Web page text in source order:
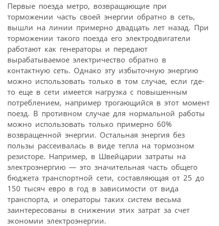
Первые поезда метро, возвращающие при
торможении часть своей энергии обратно в сеть,
вышли на линии примерно двадцать лет назад. При
торможении такого поезда его электродвигатели
работают как генераторы и передают
вырабатываемое электричество обратно в
контактную сеть. Однако эту избыточную энергию
можно использовать только в том случае, если где-
то еще в сети имеется нагрузка с повышенным
потреблением, например трогающийся в этот момент
поезд. В противном случае для нормальной работы
можно использовать только примерно 60%
возвращенной энергии. Остальная энергия без
пользы рассеивалась в виде тепла на тормозном
резисторе. Например, в Швейцарии затраты на
электроэнергию — это значительная часть общего
бюджета транспортной сети, составляющая от 25 до
150 тысяч евро в год в зависимости от вида
транспорта, и операторы таких систем весьма
заинтересованы в снижении этих затрат за счет
экономии электроэнергии.